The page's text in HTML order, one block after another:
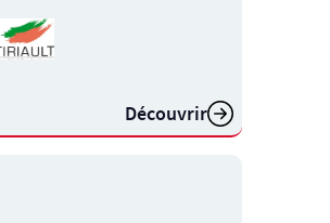
Découvrir